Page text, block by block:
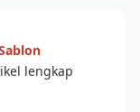
lengkap